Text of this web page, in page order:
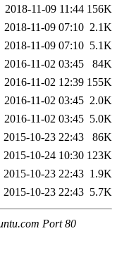
2018-11-09 11:44 156K
2018-11-09 07:10 2.1K
2018-11-09 07:10 5.1K
2016-11-02 03:45
84K
2016-11-02 12:39 155K
2016-11-02 03:45 2.0K
2016-11-02 03:45 5.0K
2015-10-23 22:43
86K
2015-10-24 10:30 123K
2015-10-23 22:43 1.9K
2015-10-23 22:43 5.7K
Port 80